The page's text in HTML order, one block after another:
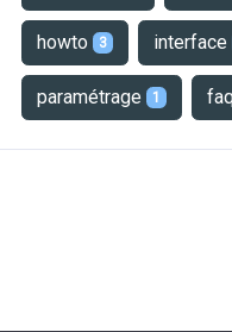
howto 3 interface
paramétrage 1